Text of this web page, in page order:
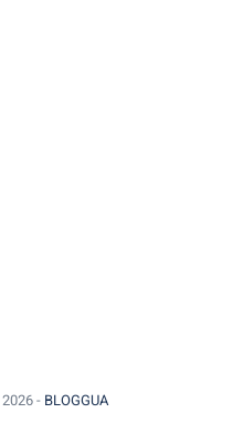
2026 - BLOGGUA